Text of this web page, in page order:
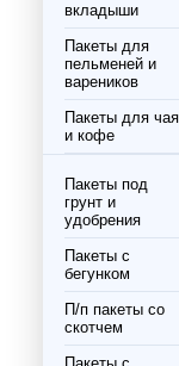
вкладыши
Пакеты для
пельменей и
вареников
Пакеты для чая
и кофе
Пакеты под
грунт и
удобрения
Пакеты с
бегунком
П/п пакеты со
скотчем